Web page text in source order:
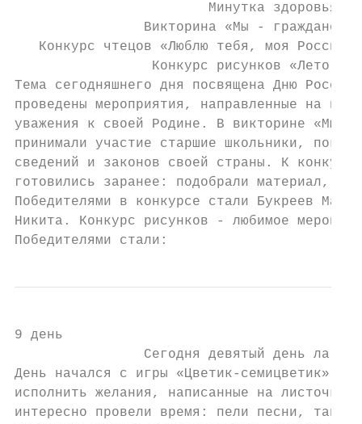
                        Минутка здоровья.
Викторина «Мы - граждане
Конкурс чтецов «Люблю тебя, моя Россия!
Конкурс рисунков «Лето в
Тема сегодняшнего дня посвящена Дню
проведены мероприятия, направленные на
уважения к своей Родине. В викторине «Мы -
принимали участие старшие школьники,
сведений и законов своей страны. К
готовились заранее: подобрали материал,
Победителями в конкурсе стали Букреев
Никита. Конкурс рисунков - любимое
Победителями стали:
9 день
Сегодня девятый день
День начался с игры «Цветик-семицветик», в
исполнить желания, написанные на
интересно провели время: пели песни,